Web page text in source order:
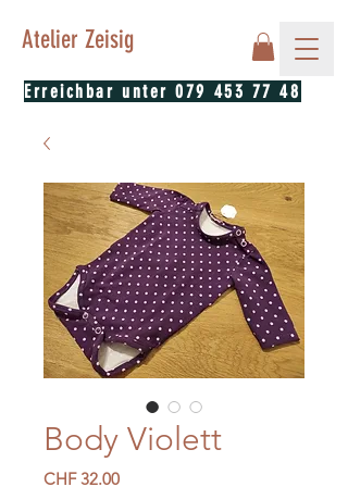
Erreichbar unter079 453 77 48
Atelier Zeisig
Body Violett
CHF 32.00Preis